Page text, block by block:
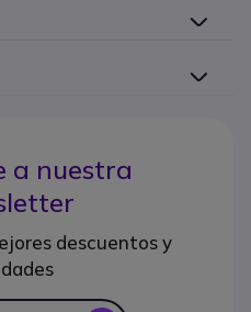
a nuestra
descuentos y